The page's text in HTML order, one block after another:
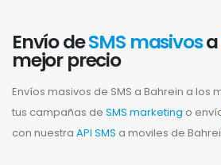
Envío deSMS masivosa
mejor precio
Envíos masivos de SMS a Bahrein a los
tus campañas de SMS marketing o
con nuestra API SMS a moviles de